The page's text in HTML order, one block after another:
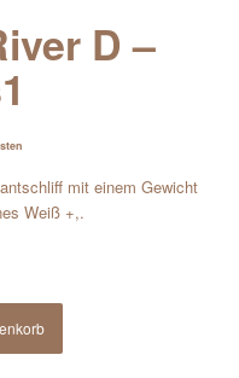
D –
mit einem Gewicht
Weiß +,.